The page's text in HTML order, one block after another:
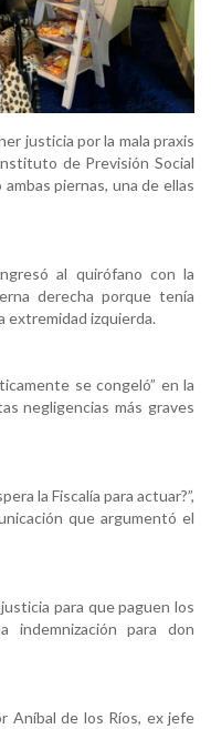
justicia por la mala praxis
de Previsión Social
piernas, una de ellas
al quirófano con la
derecha porque tenía
extremidad izquierda.
se congeló” en la
negligencias más graves
la Fiscalía para actuar?”,
que argumentó el
para que paguen los
indemnización para don
Aníbal de los Ríos, ex jefe